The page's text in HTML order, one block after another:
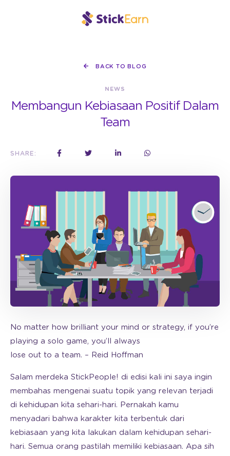
BACK TO BLOG
NEWS
Membangun Kebiasaan Positif Dalam
Team
SHARE:
No matter how brilliant your mind or strategy, if you’re
playing a solo game, you’ll always
lose out to a team. – Reid Hoffman
Salam merdeka StickPeople! di edisi kali ini saya ingin
membahas mengenai suatu topik yang relevan terjadi
di kehidupan kita sehari-hari. Pernakah kamu
menyadari bahwa karakter kita terbentuk dari
kebiasaan yang kita lakukan dalam kehidupan sehari-
hari. Semua orang pastilah memiliki kebiasaan. Apa sih